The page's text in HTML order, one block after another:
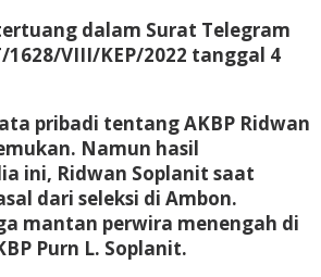
dalam Surat Telegram
1628/VIII/KEP/2022 tanggal 4
pribadi tentang AKBP Ridwan
Namun hasil
ini, Ridwan Soplanit saat
dari seleksi di Ambon.
mantan perwira menengah di
Purn L. Soplanit.